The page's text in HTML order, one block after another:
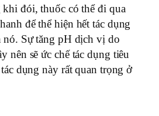
khi đói, thuốc có thể đi qua
để thể hiện hết tác dụng
nó. Sự tăng pH dịch vị do
nên sẽ ức chế tác dụng tiêu
dụng này rất quan trọng ở